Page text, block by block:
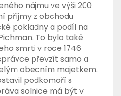
nájmu ve výši 200
příjmy z obchodu
pokladny a podíl na
To bylo také
smrti v roce 1746
převzít samo a
obecním majetkem.
podkomoří s
solnice má být v